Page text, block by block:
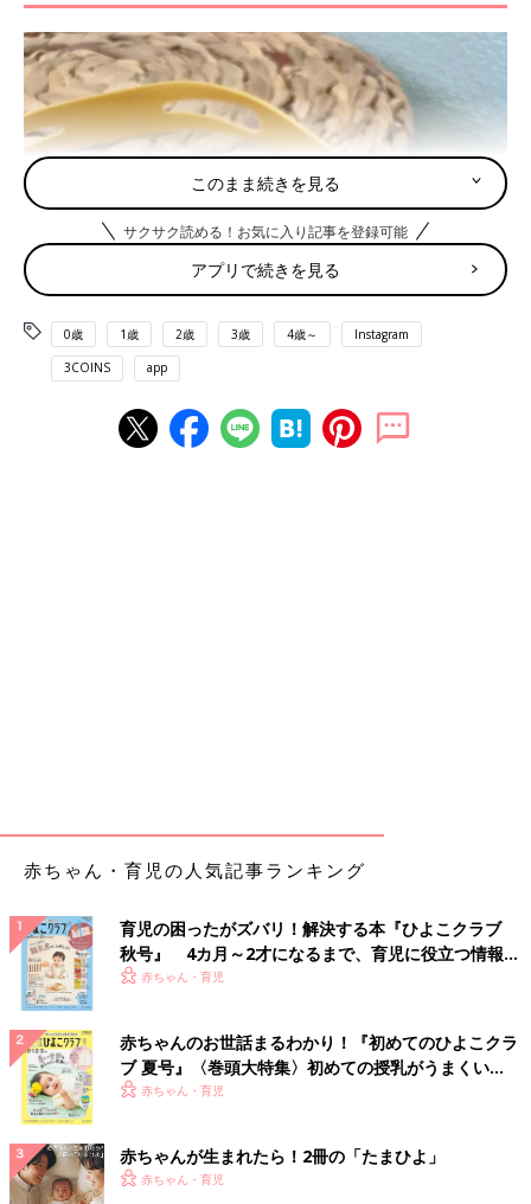
収納袋つきで持ち運びに便利♪ パラソル
このまま続きを見る
サクサク読める！お気に入り記事を登録可能
アプリで続きを見る
0歳 1歳 2歳 3歳 4歳～ Instagram
3COINS app
赤ちゃん・育児の人気記事ランキング
育児の困ったがズバリ！解決する本『ひよこクラブ
秋号』 4カ月～2才になるまで、育児に役立つ情報が
いっぱい！
赤ちゃん・育児
赤ちゃんのお世話まるわかり！『初めてのひよこクラ
ブ 夏号』〈巻頭大特集〉初めての授乳がうまくい
く！ おっぱい・ミルクの基本と夏のトラブル 解決テ
赤ちゃん・育児
赤ちゃんが生まれたら！2冊の「たまひよ」
赤ちゃん・育児